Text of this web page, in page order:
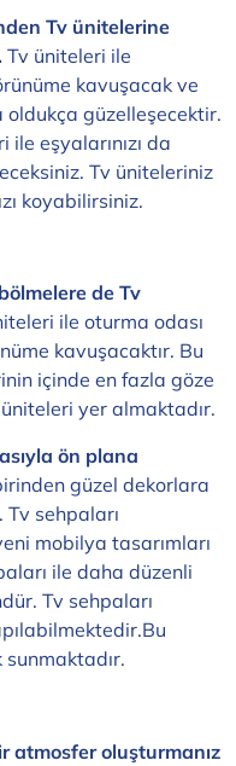
Tv ünitelerine
Tv üniteleri ile
kavuşacak ve
oldukça güzelleşecektir.
eşyalarınızı da
Tv üniteleriniz
koyabilirsiniz.
de Tv
ile oturma odası
kavuşacaktır. Bu
içinde en fazla göze
yer almaktadır.
ön plana
güzel dekorlara
sehpaları
mobilya tasarımları
ile daha düzenli
Tv sehpaları
sunmaktadır.
atmosfer oluşturmanız